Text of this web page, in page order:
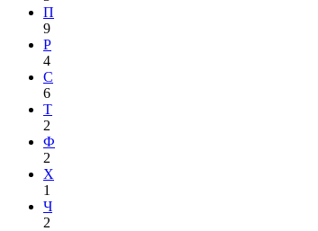
П
9
Р
4
С
6
Т
2
Ф
2
Х
1
Ч
2